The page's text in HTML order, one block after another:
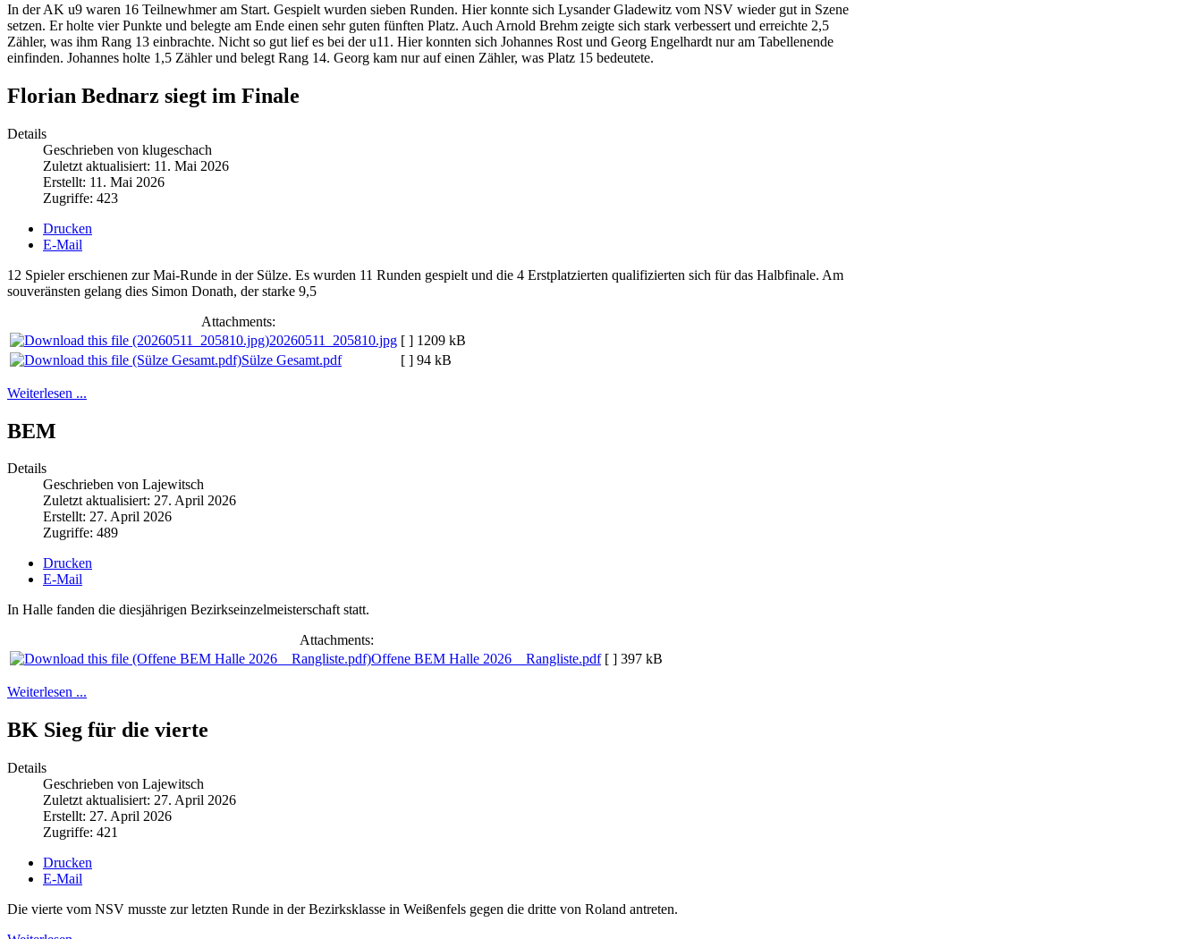
In der AK u9 waren 16 Teilnewhmer am Start. Gespielt wurden sieben Runden. Hier konnte sich Lysander Gladewitz vom NSV wieder gut in Szene
setzen. Er holte vier Punkte und belegte am Ende einen sehr guten fünften Platz. Auch Arnold Brehm zeigte sich stark verbessert und erreichte 2,5
Zähler, was ihm Rang 13 einbrachte. Nicht so gut lief es bei der u11. Hier konnten sich Johannes Rost und Georg Engelhardt nur am Tabellenende
einfinden. Johannes holte 1,5 Zähler und belegt Rang 14. Georg kam nur auf einen Zähler, was Platz 15 bedeutete.
Florian Bednarz siegt im Finale
Details
Geschrieben von klugeschach
Zuletzt aktualisiert: 11. Mai 2026
Erstellt: 11. Mai 2026
Zugriffe: 423
Drucken
E-Mail
12 Spieler erschienen zur Mai-Runde in der Sülze. Es wurden 11 Runden gespielt und die 4 Erstplatzierten qualifizierten sich für das Halbfinale. Am
souveränsten gelang dies Simon Donath, der starke 9,5
Attachments:
20260511_205810.jpg [ ] 1209 kB
Sülze Gesamt.pdf
[ ] 94 kB
Weiterlesen ...
BEM
Details
Geschrieben von Lajewitsch
Zuletzt aktualisiert: 27. April 2026
Erstellt: 27. April 2026
Zugriffe: 489
Drucken
E-Mail
In Halle fanden die diesjährigen Bezirkseinzelmeisterschaft statt.
Attachments:
Offene BEM Halle 2026 _ Rangliste.pdf [ ] 397 kB
Weiterlesen ...
BK Sieg für die vierte
Details
Geschrieben von Lajewitsch
Zuletzt aktualisiert: 27. April 2026
Erstellt: 27. April 2026
Zugriffe: 421
Drucken
E-Mail
Die vierte vom NSV musste zur letzten Runde in der Bezirksklasse in Weißenfels gegen die dritte von Roland antreten.